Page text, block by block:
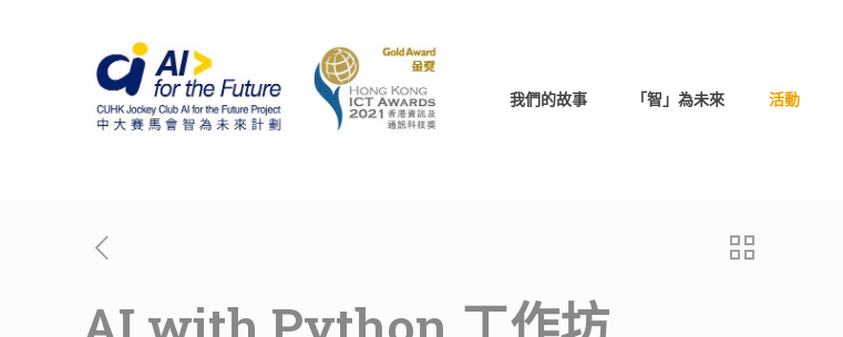
我們的故事 「智」為未來 活動